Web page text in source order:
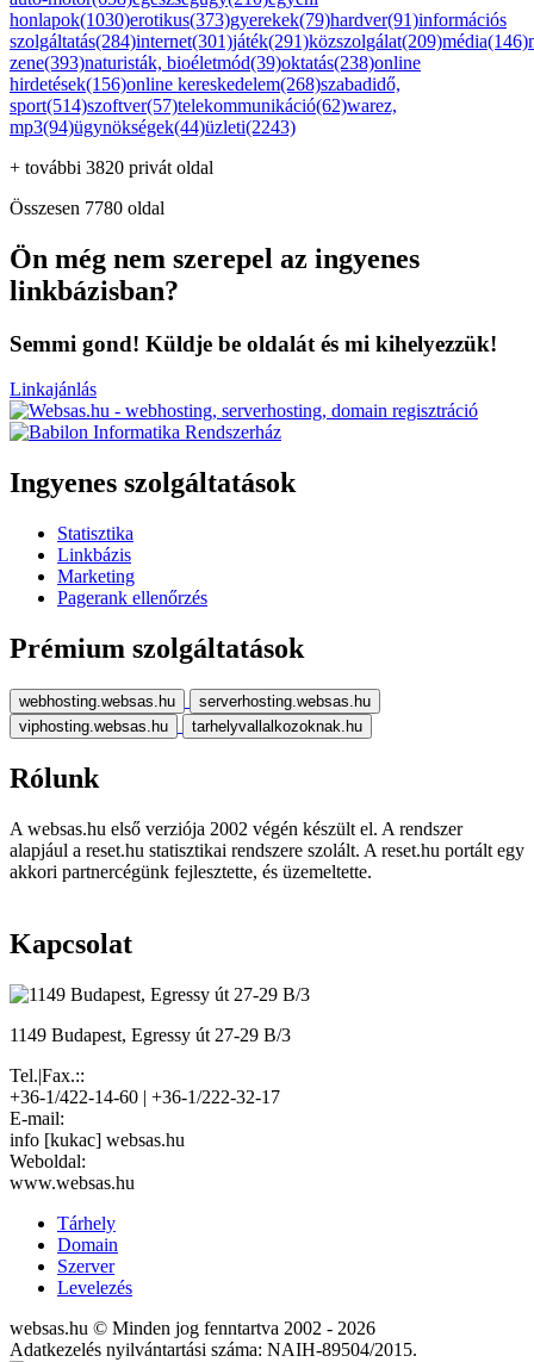
honlapok(1030)erotikus(373)gyerekek(79)hardver(91)információs
szolgáltatás(284)internet(301)játék(291)közszolgálat(209)média(146)
zene(393)naturisták, bioéletmód(39)oktatás(238)online
hirdetések(156)online kereskedelem(268)szabadidő,
sport(514)szoftver(57)telekommunikáció(62)warez,
mp3(94)ügynökségek(44)üzleti(2243)
+ további 3820 privát oldal
Összesen 7780 oldal
Ön még nem szerepel az ingyenes
linkbázisban?
Semmi gond! Küldje be oldalát és mi kihelyezzük!
Linkajánlás
Ingyenes szolgáltatások
Statisztika
Linkbázis
Marketing
Pagerank ellenőrzés
Prémium szolgáltatások
webhosting.websas.hu
serverhosting.websas.hu
viphosting.websas.hu
tarhelyvallalkozoknak.hu
Rólunk
A websas.hu első verziója 2002 végén készült el. A rendszer
alapjául a reset.hu statisztikai rendszere szolált. A reset.hu portált egy
akkori partnercégünk fejlesztette, és üzemeltette.
Kapcsolat
1149 Budapest, Egressy út 27-29 B/3
Tel.|Fax.::
+36-1/422-14-60 | +36-1/222-32-17
E-mail:
info [kukac] websas.hu
Weboldal:
www.websas.hu
Tárhely
Domain
Szerver
Levelezés
websas.hu © Minden jog fenntartva 2002 - 2026
Adatkezelés nyilvántartási száma: NAIH-89504/2015.